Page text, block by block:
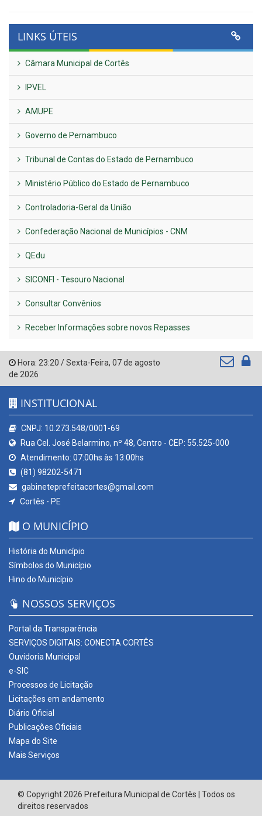
LINKS ÚTEIS
Câmara Municipal de Cortês
IPVEL
AMUPE
Governo de Pernambuco
Tribunal de Contas do Estado de Pernambuco
Ministério Público do Estado de Pernambuco
Controladoria-Geral da União
Confederação Nacional de Municípios - CNM
QEdu
SICONFI - Tesouro Nacional
Consultar Convênios
Receber Informações sobre novos Repasses
Hora: 23:20 /Sexta-Feira, 07 de agosto
de 2026
INSTITUCIONAL
CNPJ: 10.273.548/0001-69
Rua Cel. José Belarmino, nº 48, Centro - CEP: 55.525-000
Atendimento: 07:00hs às 13:00hs
(81) 98202-5471
gabineteprefeitacortes@gmail.com
Cortês - PE
O MUNICÍPIO
História do Município
Símbolos do Município
Hino do Município
NOSSOS SERVIÇOS
Portal da Transparência
SERVIÇOS DIGITAIS: CONECTA CORTÊS
Ouvidoria Municipal
e-SIC
Processos de Licitação
Licitações em andamento
Diário Oficial
Publicações Oficiais
Mapa do Site
Mais Serviços
© Copyright 2026 Prefeitura Municipal de Cortês | Todos os
direitos reservados